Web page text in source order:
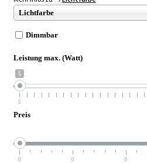
► ZAHLARTEN
► VERSANDARTEN
Lichtfarbe
Dimmbar
Leistung max. (Watt)
5
5
Preis
0 0 0